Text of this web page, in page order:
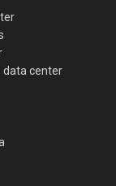
data center